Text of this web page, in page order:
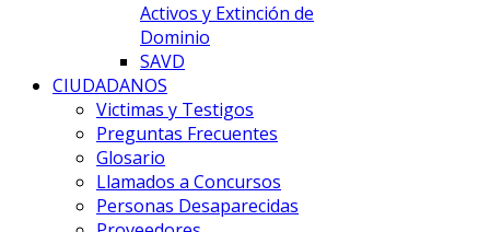
Activos y Extinción de
Dominio
SAVD
CIUDADANOS
Victimas y Testigos
Preguntas Frecuentes
Glosario
Llamados a Concursos
Personas Desaparecidas